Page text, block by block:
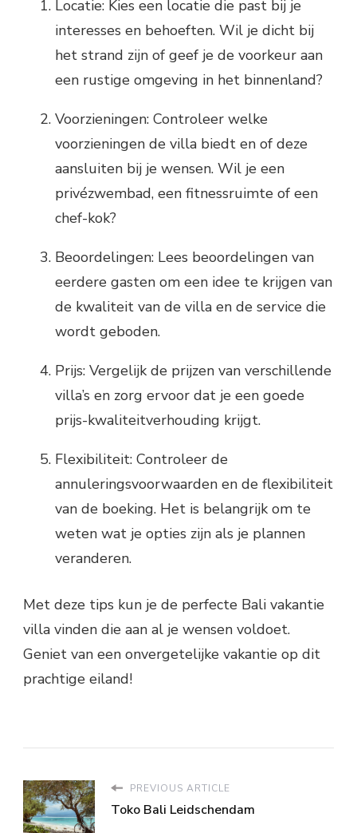
Locatie: Kies een locatie die past bij je
interesses en behoeften. Wil je dicht bij
het strand zijn of geef je de voorkeur aan
een rustige omgeving in het binnenland?
Voorzieningen: Controleer welke
voorzieningen de villa biedt en of deze
aansluiten bij je wensen. Wil je een
privézwembad, een fitnessruimte of een
chef-kok?
Beoordelingen: Lees beoordelingen van
eerdere gasten om een idee te krijgen van
de kwaliteit van de villa en de service die
wordt geboden.
Prijs: Vergelijk de prijzen van verschillende
villa’s en zorg ervoor dat je een goede
prijs-kwaliteitverhouding krijgt.
Flexibiliteit: Controleer de
annuleringsvoorwaarden en de flexibiliteit
van de boeking. Het is belangrijk om te
weten wat je opties zijn als je plannen
veranderen.
Met deze tips kun je de perfecte Bali vakantie
villa vinden die aan al je wensen voldoet.
Geniet van een onvergetelijke vakantie op dit
prachtige eiland!
PREVIOUS ARTICLE
Toko Bali Leidschendam